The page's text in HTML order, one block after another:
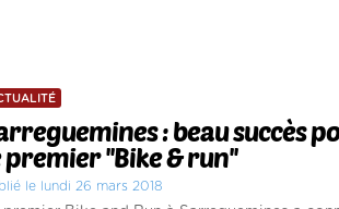
: beau succès
premier ''Bike & run''
le lundi 26 mars 2018